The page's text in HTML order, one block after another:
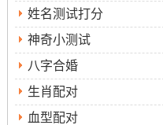
姓名测试打分
神奇小测试
八字合婚
生肖配对
血型配对